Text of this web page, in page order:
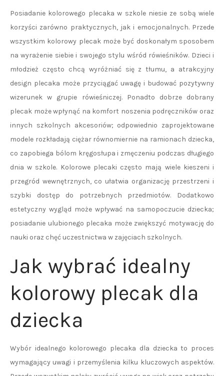
Posiadanie kolorowego plecaka w szkole niesie ze sobą wiele
korzyści zarówno praktycznych, jak i emocjonalnych. Przede
wszystkim kolorowy plecak może być doskonałym sposobem
na wyrażenie siebie i swojego stylu wśród rówieśników. Dzieci i
młodzież często chcą wyróżniać się z tłumu, a atrakcyjny
design plecaka może przyciągać uwagę i budować pozytywny
wizerunek w grupie rówieśniczej. Ponadto dobrze dobrany
plecak może wpłynąć na komfort noszenia podręczników oraz
innych szkolnych akcesoriów; odpowiednio zaprojektowane
modele rozkładają ciężar równomiernie na ramionach dziecka,
co zapobiega bólom kręgosłupa i zmęczeniu podczas długiego
dnia w szkole. Kolorowe plecaki często mają wiele kieszeni i
przegród wewnętrznych, co ułatwia organizację przestrzeni i
szybki dostęp do potrzebnych przedmiotów. Dodatkowo
estetyczny wygląd może wpływać na samopoczucie dziecka;
posiadanie ulubionego plecaka może zwiększyć motywację do
nauki oraz chęć uczestnictwa w zajęciach szkolnych.
Jak wybrać idealny
kolorowy plecak dla
dziecka
Wybór idealnego kolorowego plecaka dla dziecka to proces
wymagający uwagi i przemyślenia kilku kluczowych aspektów.